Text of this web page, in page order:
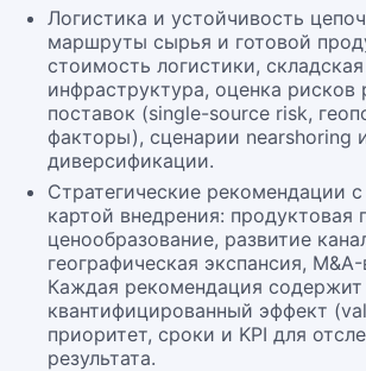
Логистика и устойчивость
маршруты сырья и готовой
стоимость логистики, складская
инфраструктура, оценка рисков
поставок (single-source risk,
факторы), сценарии nearshoring
диверсификации.
Стратегические рекомендации
картой внедрения: продуктовая
ценообразование, развитие
географическая экспансия,
Каждая рекомендация содержит
квантифицированный эффект
приоритет, сроки и KPI для
результата.